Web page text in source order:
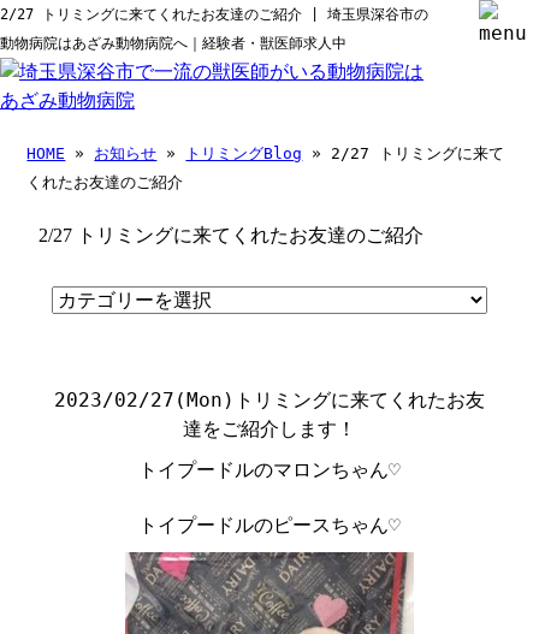
2/27 トリミングに来てくれたお友達のご紹介 | 埼玉県深谷市の
動物病院はあざみ動物病院へ｜経験者・獣医師求人中
HOME » お知らせ » トリミングBlog » 2/27 トリミングに来て
くれたお友達のご紹介
2/27 トリミングに来てくれたお友達のご紹介
2023/02/27(Mon) トリミングに来てくれたお友
達をご紹介します！
トイプードルのマロンちゃん♡
トイプードルのピースちゃん♡